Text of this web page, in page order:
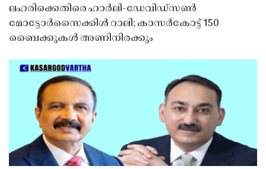
ലഹരിക്കെതിരെ ഹാർലി-ഡേവിഡ്‌സൺ
മോട്ടോർസൈക്കിൾ റാലി; കാസർകോട്ട് 150
ബൈക്കുകൾ അണിനിരക്കും